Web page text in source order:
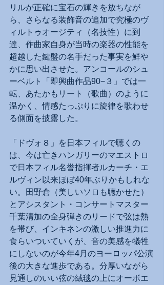
リルが正確に宝石の輝きを放ちなが
ら、さらなる装飾音の追加で究極のヴ
ィルトゥオージティ（名技性）に到
達、作曲家自身が当時の楽器の性能を
超越した鍵盤の名手だった事実を鮮や
かに思い出させた。アンコールのシュ
ーベルト「即興曲作品90−３」では一
転、あたかもリート（歌曲）のように
温かく、情感たっぷりに旋律を歌わせ
る側面を披露した。
「ドヴォ８」を日本フィルで聴くの
は、今は亡きハンガリーのマエストロ
で日本フィル名誉指揮者ルカーチ・エ
ルヴィン以来ほぼ40年ぶりかもしれな
い。田野倉（美しいソロも聴かせた）
とアシスタント・コンサートマスター
千葉清加の全身弾きのリードで弦は熱
を帯び、インキネンの激しい推進力に
食らいついていくが、音の美感を犠牲
にしないのが今年4月のヨーロッパ公演
後の大きな進歩である。分厚いながら
見通しのいい弦の絨毯の上にオーボエ